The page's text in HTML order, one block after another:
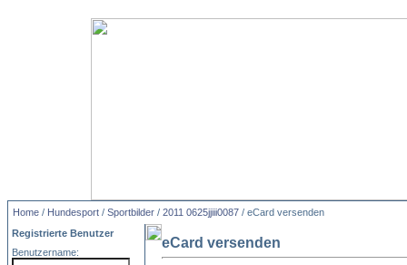
Home / Hundesport / Sportbilder / 2011 0625jjiii0087 / eCard versenden
Registrierte Benutzer
Benutzername:
eCard versenden